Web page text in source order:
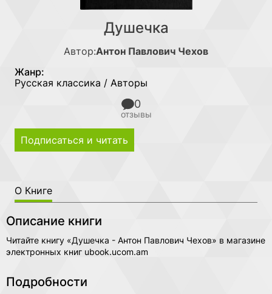
Душечка
Автор:Антон Павлович Чехов
Жанр:
Русская классика / Авторы
0
отзывы
Подписаться и читать
О Книге
Описание книги
Читайте книгу «Душечка - Антон Павлович Чехов» в магазине
электронных книг ubook.ucom.am
Подробности